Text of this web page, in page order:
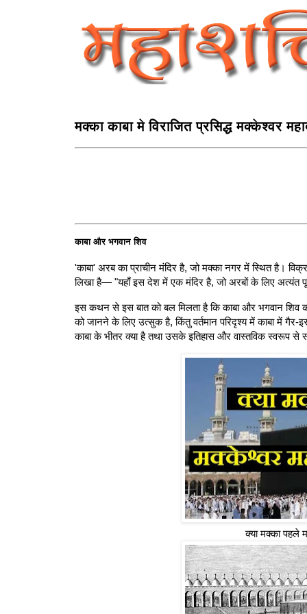
मक्का काबा मे विराजित प्रसिद्ध मक्‍केश्‍वर
काबा और भगवान शिव
'काबा' अरब का प्राचीन मंदिर है, जो मक्का नगर में स्थित है।
लिखा है— "यहाँ इस देश में एक मंदिर है, जो अरबों के लिए अत्यंत
इस कथन से इस बात को बल मिलता है कि काबा और भगवान शिव
को जानने के लिए उत्सुक है, किंतु वर्तमान परिदृश्य में काबा में गैर-
काबा के भीतर क्या है तथा उसके इतिहास और वास्तविक स्वरूप
क्या मक्का पहले